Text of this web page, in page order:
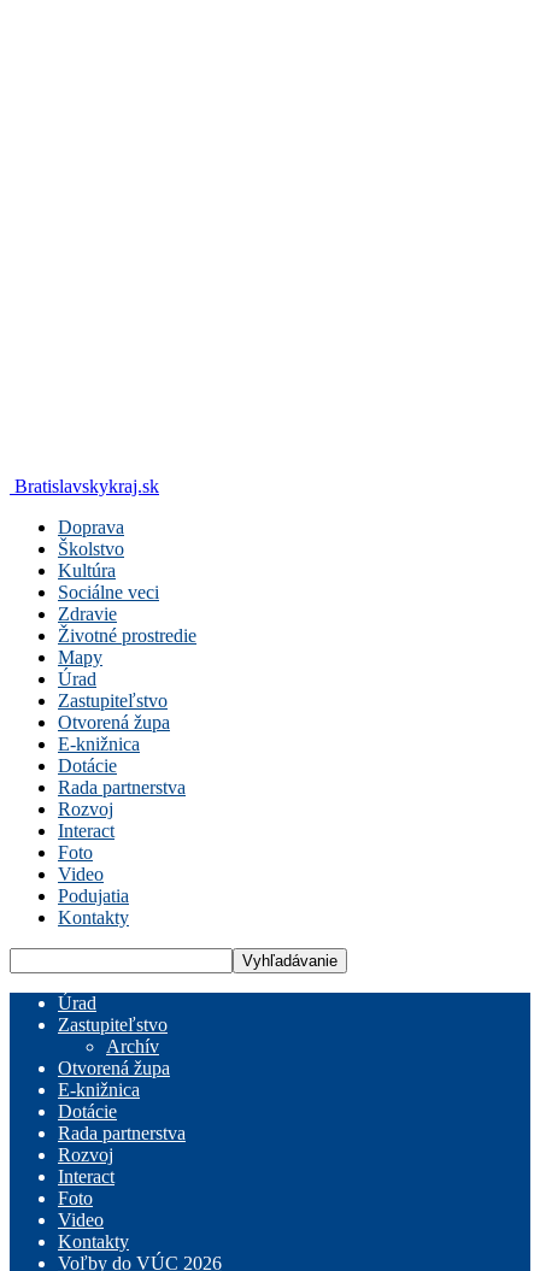
Bratislavskykraj.sk
Doprava
Školstvo
Kultúra
Sociálne veci
Zdravie
Životné prostredie
Mapy
Úrad
Zastupiteľstvo
Otvorená župa
E-knižnica
Dotácie
Rada partnerstva
Rozvoj
Interact
Foto
Video
Podujatia
Kontakty
Úrad
Zastupiteľstvo
Archív
Otvorená župa
E-knižnica
Dotácie
Rada partnerstva
Rozvoj
Interact
Foto
Video
Kontakty
Voľby do VÚC 2026